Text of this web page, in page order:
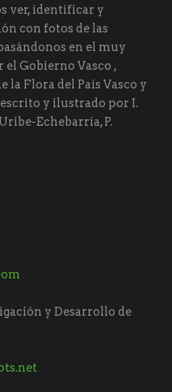
ver, identificar y
con fotos de las
en el muy
Gobierno Vasco ,
la Flora del País Vasco y
y ilustrado por I.
Echebarría, P.
y Desarrollo de